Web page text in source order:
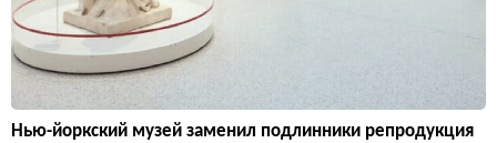
Нью-йоркский музей заменил подлинники репродукция